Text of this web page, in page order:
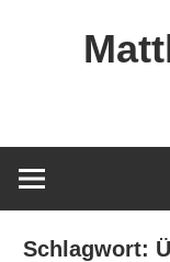
Schlagwort: